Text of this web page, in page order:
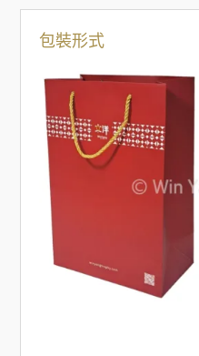
包裝形式